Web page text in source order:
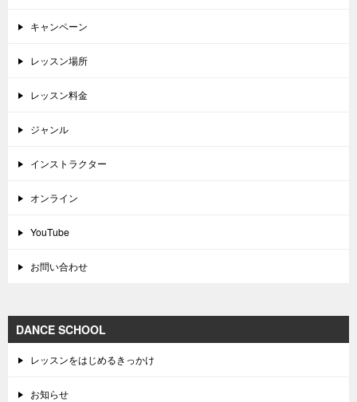
キャンペーン
レッスン場所
レッスン料金
ジャンル
インストラクター
オンライン
YouTube
お問い合わせ
DANCE SCHOOL
レッスンをはじめるきっかけ
お知らせ